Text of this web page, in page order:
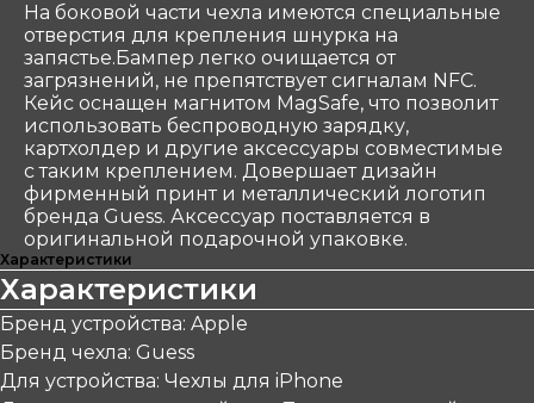
На боковой части чехла имеются специальные
отверстия для крепления шнурка на
запястье.Бампер легко очищается от
загрязнений, не препятствует сигналам NFC.
Кейс оснащен магнитом MagSafe, что позволит
использовать беспроводную зарядку,
картхолдер и другие аксессуары совместимые
с таким креплением. Довершает дизайн
фирменный принт и металлический логотип
бренда Guess. Аксессуар поставляется в
оригинальной подарочной упаковке.
Характеристики
Характеристики
Бренд устройства: Apple
Бренд чехла: Guess
Для устройства: Чехлы для iPhone